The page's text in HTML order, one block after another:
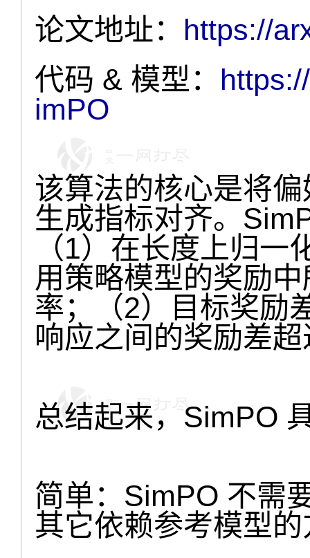
论文地址： https://
代码 & 模型：
imPO
该算法的核心是将
生成指标对齐。
（1）在长度上归
用策略模型的奖励
率；（2）目标奖励
响应之间的奖励差
总结起来，SimPO
简单：SimPO 不需
其它依赖参考模型